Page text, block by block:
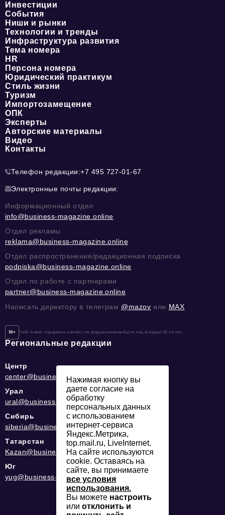
Инвестиции
События
Ниши и рынки
Технологии и тренды
Инфраструктура развития
Тема номера
HR
Персона номера
Юридический практикум
Стиль жизни
Туризм
Импортозамещение
ОПК
Эксперты
Авторские материалы
Видео
Контакты
Телефон редакции:+7 495 727-01-67
Электронные почты редакции:
Информационный отдел
info@business-magazine.online
Отдел рекламы
reklama@business-magazine.online
Отдел распространения/редакционная подписка
podpiska@business-magazine.online
Отдел по работе с партнерами
partner@business-magazine.online
Написать директору в телеграм @mazov или MAX
16+ Сайт может содержать контент, не предназначенный для лиц младше 16-ти лет.
Региональные редакции
Центр
center@business-magazine.online
Урал
ural@business-magazine.online
Сибирь
siberia@business-magazine.online
Татарстан
Kazan@business-magazine.online
Юг
yug@business-magazine.online
Нажимая кнопку вы
даете согласие на
обработку
персональных данных
с использованием
интернет-сервиса
Яндекс.Метрика,
top.mail.ru, LiveInternet.
На сайте используются
cookie. Оставаясь на
сайте, вы принимаете
все условия
использования.
Вы можете настроить
или отклонить и